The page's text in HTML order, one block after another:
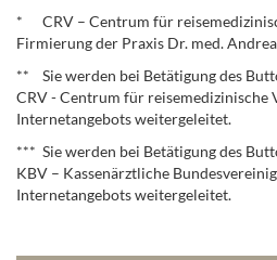
* CRV – Centrum für
Firmierung der Praxis Dr. med.
** Sie werden bei Betätigung des
CRV - Centrum für reisemedizinische
Internetangebots weitergeleitet.
*** Sie werden bei Betätigung des
KBV – Kassenärztliche
Internetangebots weitergeleitet.